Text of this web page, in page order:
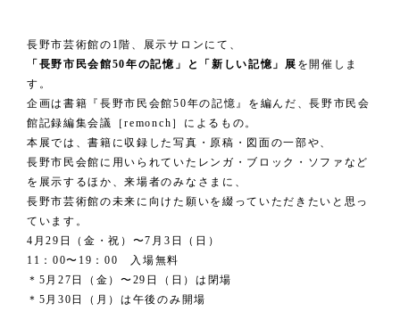
長野市芸術館の1階、展示サロンにて、
「長野市民会館50年の記憶」と「新しい記憶」展 を開催しま
す。
企画は書籍『長野市民会館50年の記憶』を編んだ、長野市民会
館記録編集会議［remonch］によるもの。
本展では、書籍に収録した写真・原稿・図面の一部や、
長野市民会館に用いられていたレンガ・ブロック・ソファなど
を展示するほか、来場者のみなさまに、
長野市芸術館の未来に向けた願いを綴っていただきたいと思っ
ています。
4月29日（金・祝）〜7月3日（日）
11：00〜19：00 入場無料
＊5月27日（金）〜29日（日）は閉場
＊5月30日（月）は午後のみ開場